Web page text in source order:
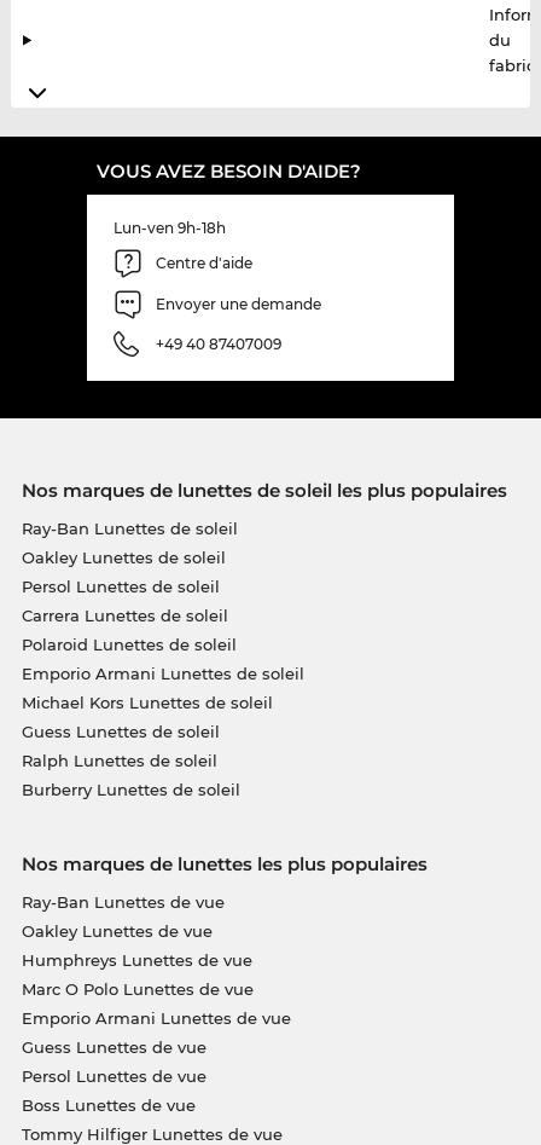
du
VOUS AVEZ BESOIN D'AIDE?
Lun-ven 9h-18h
Centre d'aide
Envoyer une demande
+49 40 87407009
Nos marques de lunettes de soleil les plus populaires
Ray-Ban Lunettes de soleil
Oakley Lunettes de soleil
Persol Lunettes de soleil
Carrera Lunettes de soleil
Polaroid Lunettes de soleil
Emporio Armani Lunettes de soleil
Michael Kors Lunettes de soleil
Guess Lunettes de soleil
Ralph Lunettes de soleil
Burberry Lunettes de soleil
Nos marques de lunettes les plus populaires
Ray-Ban Lunettes de vue
Oakley Lunettes de vue
Humphreys Lunettes de vue
Marc O Polo Lunettes de vue
Emporio Armani Lunettes de vue
Guess Lunettes de vue
Persol Lunettes de vue
Boss Lunettes de vue
Tommy Hilfiger Lunettes de vue